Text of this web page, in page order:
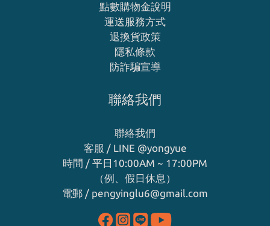
點數購物金說明
運送服務方式
退換貨政策
隱私條款
防詐騙宣導
聯絡我們
聯絡我們
客服 / LINE @yongyue
時間 / 平日10:00AM ~ 17:00PM
（例、假日休息）
電郵 / pengyinglu6@gmail.com